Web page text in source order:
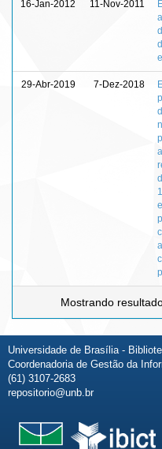
16-Jan-2012 11-Nov-2011
29-Abr-2019 7-Dez-2018
Mostrando
Universidade de Brasília -
Coordenadoria de Gestão da
(61) 3107-2683
repositorio@unb.br